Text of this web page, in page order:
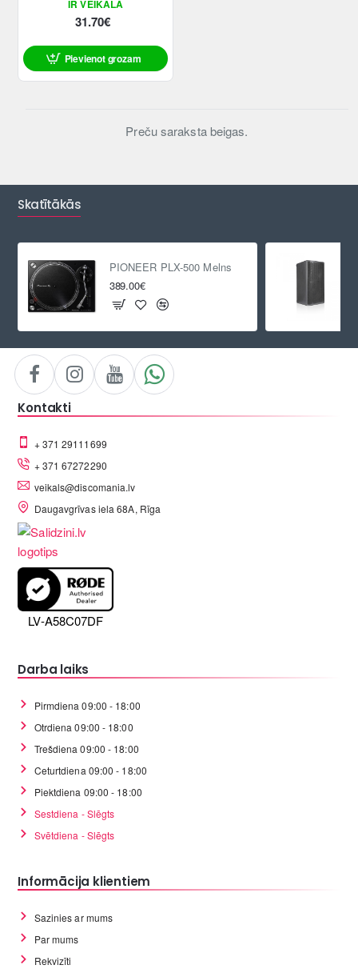
IR VEIKALĀ
31.70€
Pievienot grozam
Preču saraksta beigas.
Skatītākās
PIONEER PLX-500 Melns
389.00€
Kontakti
+ 371 29111699
+ 371 67272290
veikals@discomania.lv
Daugavgrīvas iela 68A, Rīga
LV-A58C07DF
Darba laiks
Pirmdiena 09:00 - 18:00
Otrdiena 09:00 - 18:00
Trešdiena 09:00 - 18:00
Ceturtdiena 09:00 - 18:00
Piektdiena 09:00 - 18:00
Sestdiena - Slēgts
Svētdiena - Slēgts
Informācija klientiem
Sazinies ar mums
Par mums
Rekvizīti